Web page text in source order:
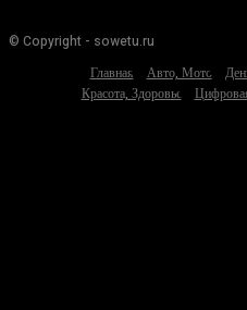
© Copyright - sowetu.ru
Главная
Авто, Мото
Красота, Здоровье